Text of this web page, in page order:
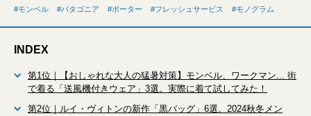
モンベル
パタゴニア ポーター フレッシュサービス モノグラム
INDEX
第1位｜【おしゃれな大人の猛暑対策】モンベル、ワークマン... 街
で着る「送風機付きウェア」3選。実際に着て試してみた！
第2位｜ルイ・ヴィトンの新作「黒バッグ」6選。2024秋冬メン